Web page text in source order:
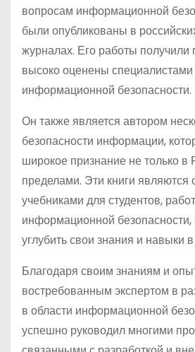
вопросам информационной
были опубликованы в
журналах. Его работы получили
высоко оценены специалистами
информационной безопасности.
Он также является автором
безопасности информации,
широкое признание не только в
пределами. Эти книги являются
учебниками для студентов,
информационной
углубить свои знания и навыки
Благодаря своим знаниям и
востребованным экспертом в
в области информационной
успешно руководил многими